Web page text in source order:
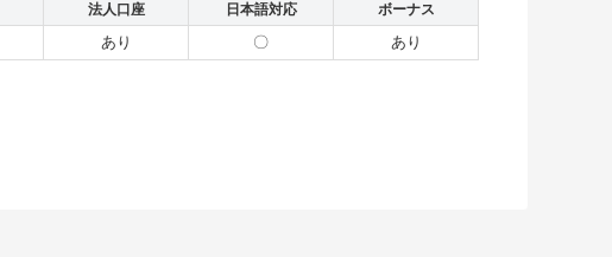
法人口座 日本語対応 ボーナス
あり 〇 あり